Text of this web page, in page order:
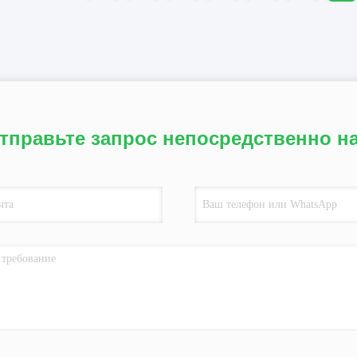
запрос непосредственно